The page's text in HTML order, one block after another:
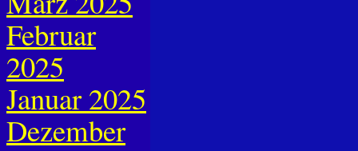
Februar
2025
Januar 2025
Dezember